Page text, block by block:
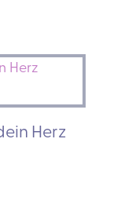
Herz